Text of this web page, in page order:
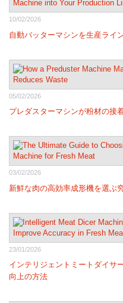
10/02/2026
自動バッターマシンを生産ライ
05/02/2026
プレダスターマシンが粉材の接
03/02/2026
新鮮な肉の高効率成形機を選ぶ
23/01/2026
インテリジェントミートダイサ
向上の方法